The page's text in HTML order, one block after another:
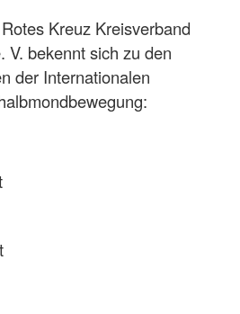
Kreuz Kreisverband
V. bekennt sich zu den
der Internationalen